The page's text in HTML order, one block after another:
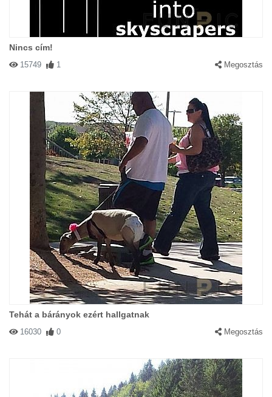
Nincs cím!
15749 1 Megosztás
Tehát a bárányok ezért hallgatnak
16030 0 Megosztás